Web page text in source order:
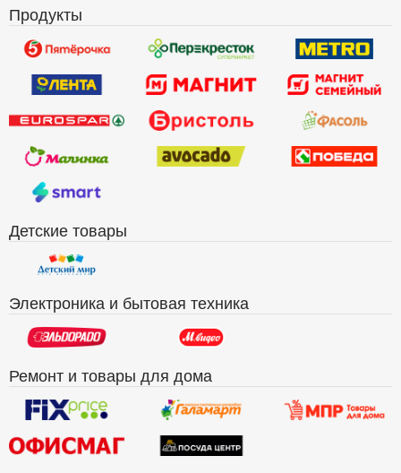
Продукты
Детские товары
Электроника и бытовая техника
Ремонт и товары для дома